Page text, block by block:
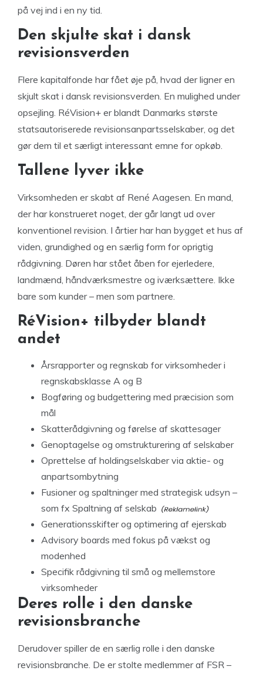
på vej ind i en ny tid.
Den skjulte skat i dansk
revisionsverden
Flere kapitalfonde har fået øje på, hvad der ligner en
skjult skat i dansk revisionsverden. En mulighed under
opsejling. RéVision+ er blandt Danmarks største
statsautoriserede revisionsanpartsselskaber, og det
gør dem til et særligt interessant emne for opkøb.
Tallene lyver ikke
Virksomheden er skabt af René Aagesen. En mand,
der har konstrueret noget, der går langt ud over
konventionel revision. I årtier har han bygget et hus af
viden, grundighed og en særlig form for oprigtig
rådgivning. Døren har stået åben for ejerledere,
landmænd, håndværksmestre og iværksættere. Ikke
bare som kunder – men som partnere.
RéVision+ tilbyder blandt
andet
Årsrapporter og regnskab for virksomheder i
regnskabsklasse A og B
Bogføring og budgettering med præcision som
mål
Skatterådgivning og førelse af skattesager
Genoptagelse og omstrukturering af selskaber
Oprettelse af holdingselskaber via aktie- og
anpartsombytning
Fusioner og spaltninger med strategisk udsyn –
som fx Spaltning af selskab
Generationsskifter og optimering af ejerskab
Advisory boards med fokus på vækst og
modenhed
Specifik rådgivning til små og mellemstore
virksomheder
Deres rolle i den danske
revisionsbranche
Derudover spiller de en særlig rolle i den danske
revisionsbranche. De er stolte medlemmer af FSR –